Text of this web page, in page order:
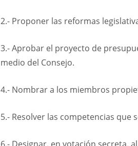
2.- Proponer las reformas
3.- Aprobar el proyecto de
medio del Consejo.
4.- Nombrar a los miembros
5.- Resolver las competencias que